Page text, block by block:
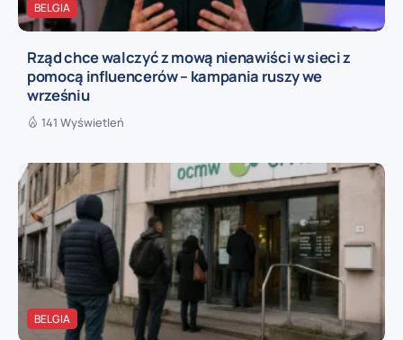
BELGIA
Rząd chce walczyć z mową nienawiści w sieci z
pomocą influencerów – kampania ruszy we
wrześniu
141 Wyświetleń
BELGIA